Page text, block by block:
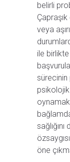
belirli
veya
ile
sürecinin
öne